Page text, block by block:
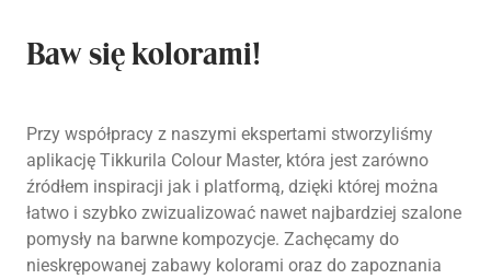
Baw się kolorami!
Przy współpracy z naszymi ekspertami stworzyliśmy
aplikację Tikkurila Colour Master, która jest zarówno
źródłem inspiracji jak i platformą, dzięki której można
łatwo i szybko zwizualizować nawet najbardziej szalone
pomysły na barwne kompozycje. Zachęcamy do
nieskrępowanej zabawy kolorami oraz do zapoznania